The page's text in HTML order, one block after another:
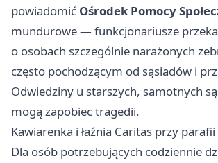
powiadomić Ośrodek Pomocy
mundurowe — funkcjonariusze
o osobach szczególnie narażonych
często pochodzącym od sąsiadów i
Odwiedziny u starszych, samotnych
mogą zapobiec tragedii.
Kawiarenka i łaźnia Caritas przy
Dla osób potrzebujących codziennie